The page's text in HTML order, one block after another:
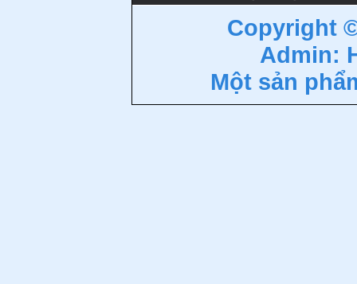
Copyright
Admin:
Một sản